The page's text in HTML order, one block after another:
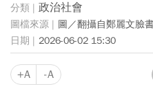
政治社會
圖／翻攝自鄭麗文臉
2026-06-02 15:30
+A -A